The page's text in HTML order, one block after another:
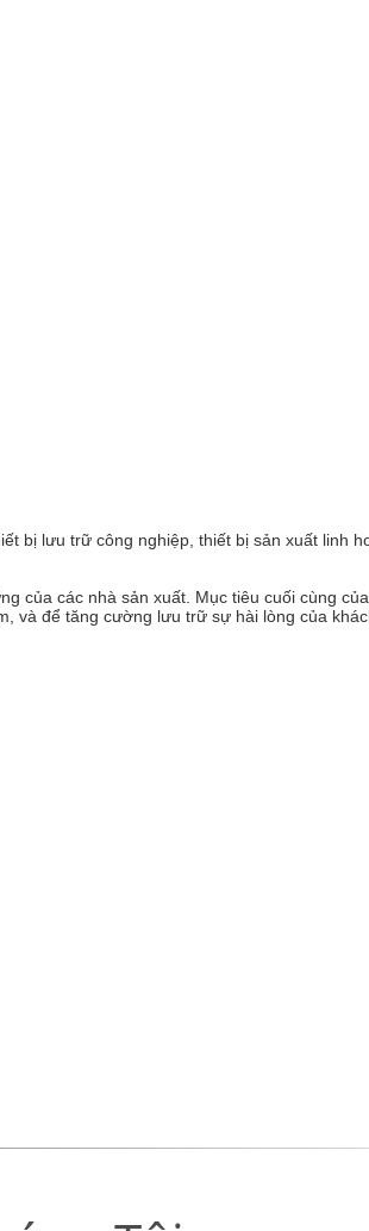
bị lưu trữ công nghiệp, thiết bị sản xuất linh
của các nhà sản xuất. Mục tiêu cuối cùng
và để tăng cường lưu trữ sự hài lòng của